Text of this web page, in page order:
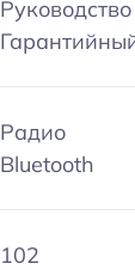
Радио
Bluetooth
102